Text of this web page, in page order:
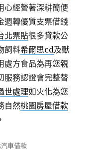
心經營著深耕簡便
週轉優質支票借錢
北票貼很多貸款公
飼料希爾思cd及獸
處方食品為再您親
服務認證會完整替
世處理如火化為您
自然桃園房屋借款
車借款